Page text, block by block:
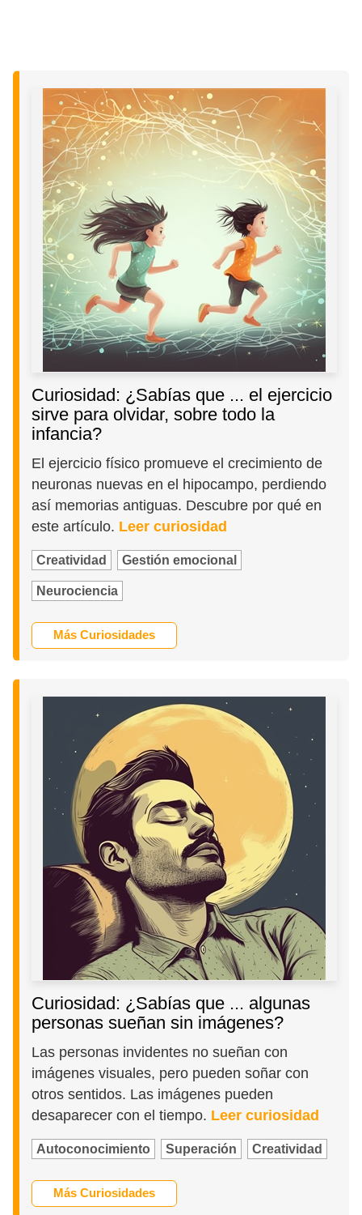
Curiosidad: ¿Sabías que ... el ejercicio
sirve para olvidar, sobre todo la
infancia?
El ejercicio físico promueve el crecimiento de
neuronas nuevas en el hipocampo, perdiendo
así memorias antiguas. Descubre por qué en
este artículo. Leer curiosidad
Creatividad Gestión emocional
Neurociencia
Más Curiosidades
Curiosidad: ¿Sabías que ... algunas
personas sueñan sin imágenes?
Las personas invidentes no sueñan con
imágenes visuales, pero pueden soñar con
otros sentidos. Las imágenes pueden
desaparecer con el tiempo. Leer curiosidad
Autoconocimiento Superación Creatividad
Más Curiosidades